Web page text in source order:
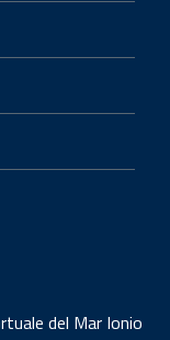
del Mar Ionio